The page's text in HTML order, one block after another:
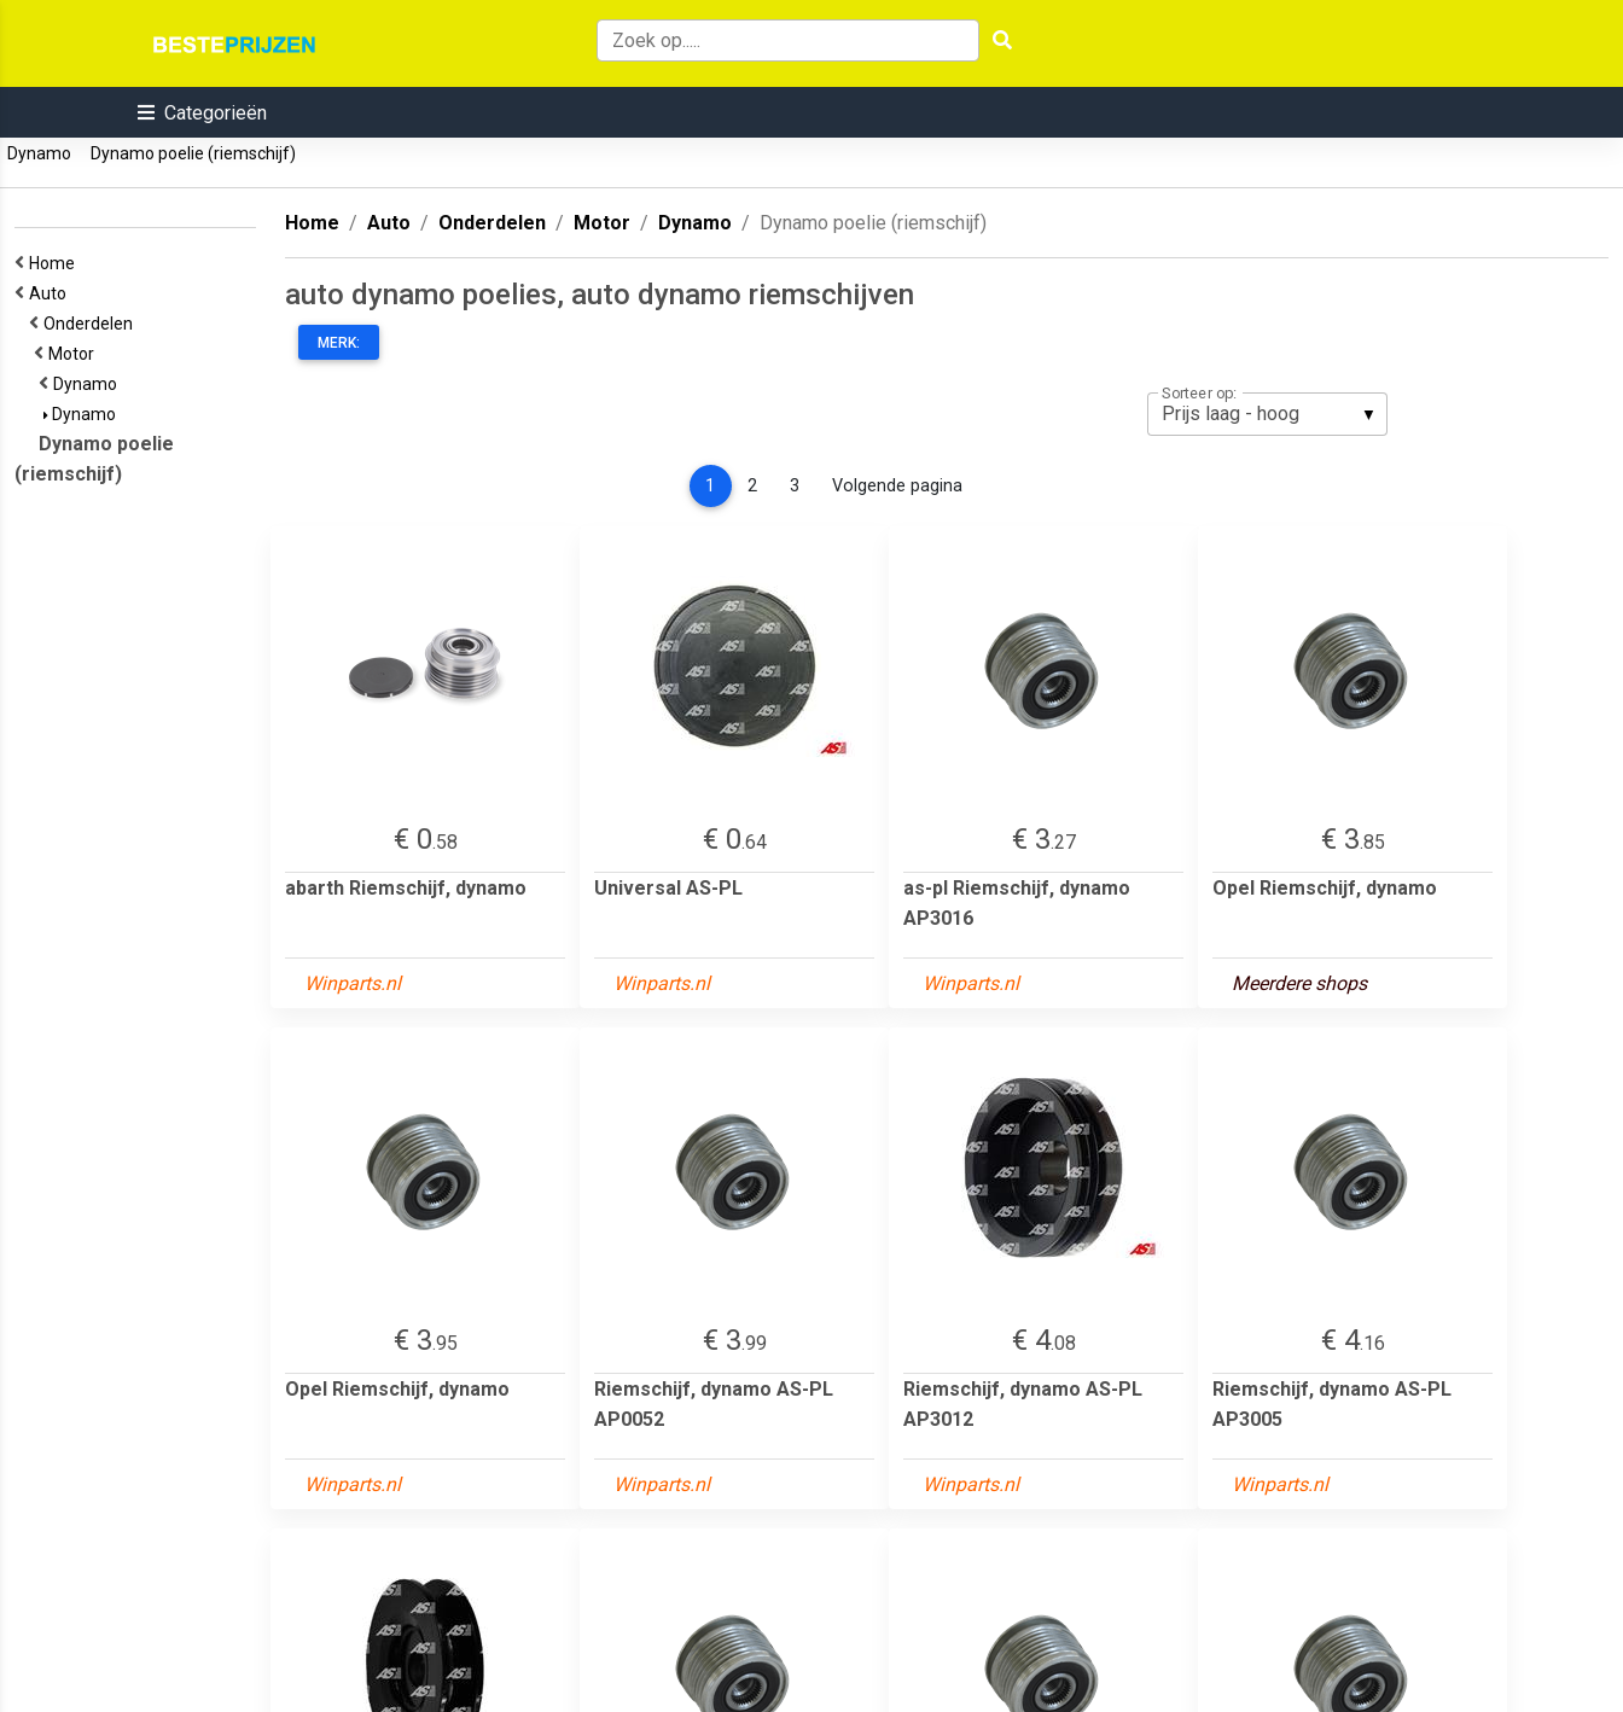
Categorieën
Dynamo Dynamo poelie (riemschijf)
Home
Auto
Onderdelen
Motor
Dynamo
Dynamo
Dynamo poelie
(riemschijf)
Home Auto Onderdelen Motor Dynamo Dynamo poelie (riemschijf)
auto dynamo poelies, auto dynamo riemschijven
MERK:
Sorteer op:
1 (current)
2 3 Volgende pagina
€ 0.58
abarth Riemschijf, dynamo
Winparts.nl
€ 0.64
Universal AS-PL
Winparts.nl
€ 3.27
as-pl Riemschijf, dynamo
AP3016
Winparts.nl
€ 3.85
Opel Riemschijf, dynamo
Meerdere shops
€ 3.95
Opel Riemschijf, dynamo
Winparts.nl
€ 3.99
Riemschijf, dynamo AS-PL
AP0052
Winparts.nl
€ 4.08
Riemschijf, dynamo AS-PL
AP3012
Winparts.nl
€ 4.16
Riemschijf, dynamo AS-PL
AP3005
Winparts.nl